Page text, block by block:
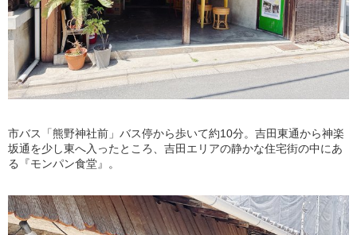
市バス「熊野神社前」バス停から歩いて約10分。吉田東通から神楽
坂通を少し東へ入ったところ、吉田エリアの静かな住宅街の中にあ
る『モンパン食堂』。